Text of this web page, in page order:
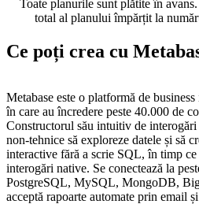
Toate planurile sunt plătite în
total al planului împărțit la
Ce poți crea cu
Metabase este o platformă de
în care au încredere peste 40.000 de
Constructorul său intuitiv de
non-tehnice să exploreze datele și să
interactive fără a scrie SQL, în timp
interogări native. Se conectează la
PostgreSQL, MySQL, MongoDB,
acceptă rapoarte automate prin email